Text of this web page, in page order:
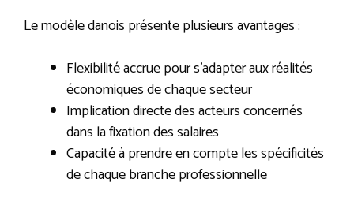
Le modèle danois présente plusieurs avantages :
Flexibilité accrue pour s’adapter aux réalités
économiques de chaque secteur
Implication directe des acteurs concernés
dans la fixation des salaires
Capacité à prendre en compte les spécificités
de chaque branche professionnelle